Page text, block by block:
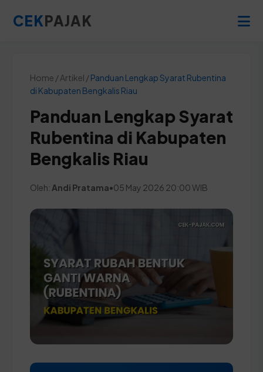
CEKPAJAK
Home / Artikel /Panduan Lengkap Syarat Rubentina
di Kabupaten Bengkalis Riau
Panduan Lengkap Syarat
Rubentina di Kabupaten
Bengkalis Riau
Oleh: Andi Pratama•05 May 2026 20:00 WIB